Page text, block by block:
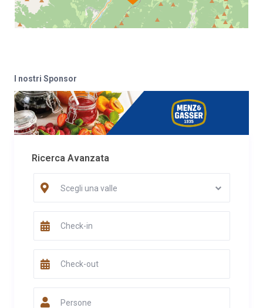
I nostri Sponsor
Ricerca Avanzata
Scegli una valle
Persone